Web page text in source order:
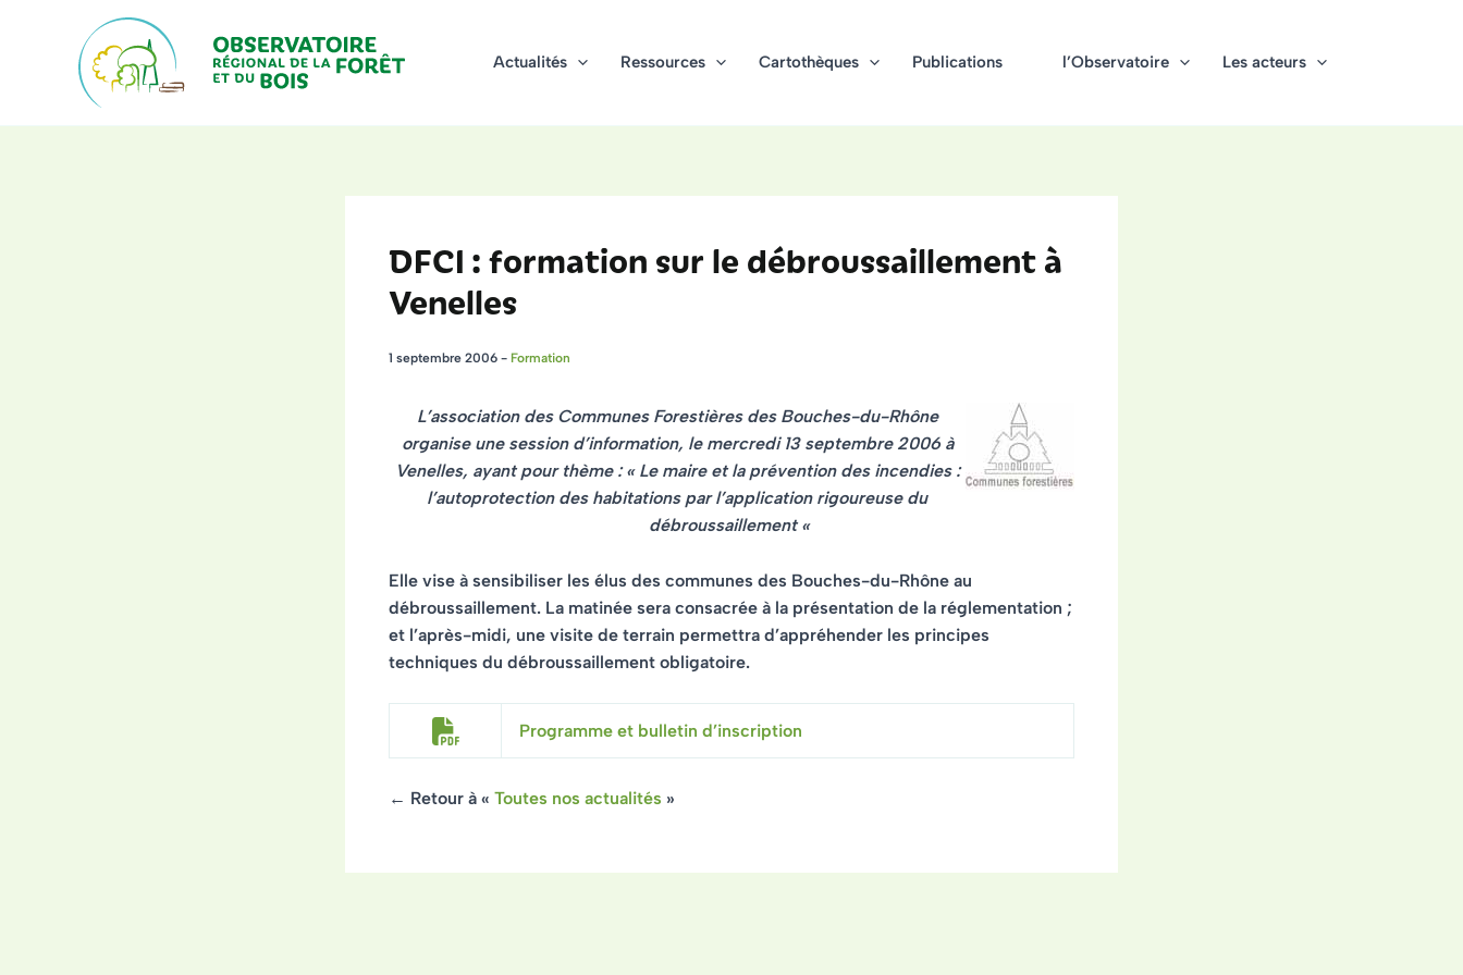
Actualités Ressources Cartothèques Publications l’Observatoire Les acteurs
DFCI : formation sur le débroussaillement à
Venelles
1 septembre 2006 - Formation
L’association des Communes Forestières des Bouches-du-Rhône
organise une session d’information, le mercredi 13 septembre 2006 à
Venelles, ayant pour thème :« Le maire et la prévention des incendies :
l’autoprotection des habitations par l’application rigoureuse du
débroussaillement «
Elle vise à sensibiliser les élus des communes des Bouches-du-Rhône au
débroussaillement. La matinée sera consacrée à la présentation de la réglementation ;
et l’après-midi, une visite de terrain permettra d’appréhender les principes
techniques du débroussaillement obligatoire.
Programme et bulletin d’inscription
← Retour à « Toutes nos actualités »